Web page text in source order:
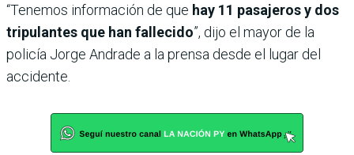
“Tenemos información de que hay 11 pasajeros y dos
tripulantes que han fallecido”, dijo el mayor de la
policía Jorge Andrade a la prensa desde el lugar del
accidente.